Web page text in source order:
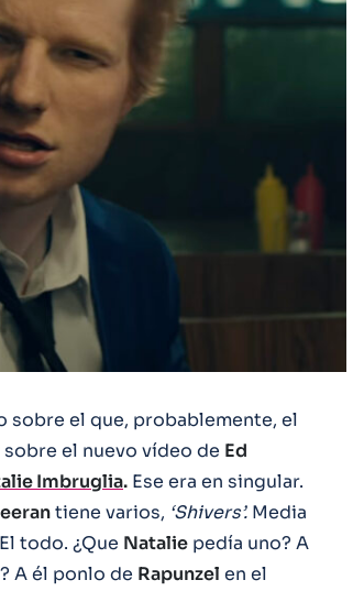
sobre el que, probablemente, el
el nuevo vídeo de Ed
Imbruglia. Ese era en singular.
tiene varios, ‘Shivers’. Media
todo. ¿Que Natalie pedía uno? A
A él ponlo de Rapunzel en el